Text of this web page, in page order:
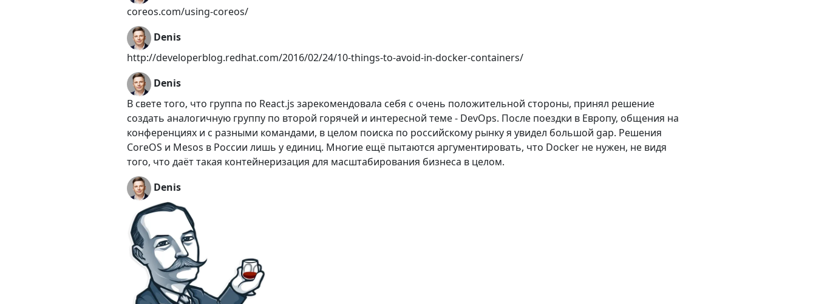
coreos.com/using-coreos/
Denis
http://developerblog.redhat.com/2016/02/24/10-things-to-avoid-in-docker-containers/
Denis
В свете того, что группа по React.js зарекомендовала себя с очень положительной стороны, принял решение
создать аналогичную группу по второй горячей и интересной теме - DevOps. После поездки в Европу, общения на
конференциях и с разными командами, в целом поиска по российскому рынку я увидел большой gap. Решения
CoreOS и Mesos в России лишь у единиц. Многие ещё пытаются аргументировать, что Docker не нужен, не видя
того, что даёт такая контейнеризация для масштабирования бизнеса в целом.
Denis